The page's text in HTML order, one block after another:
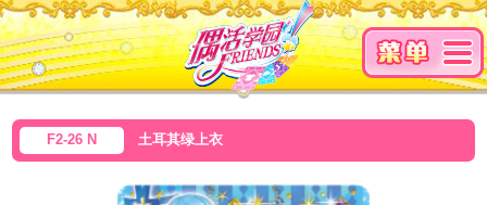
F2-26 N 土耳其绿上衣